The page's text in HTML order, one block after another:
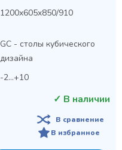
1200x605x850/910
GC - столы кубического
дизайна
-2...+10
✓ В наличии
В сравнение
В избранное